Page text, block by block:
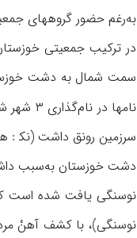
به‌رغم حضور گروههای
در ترکیب جمعیتی
نامها در نام‌گذاری ۳ شهر شوش، اهواز و هویزه انعکاس یافته است (
سرزمین رونق داشت (نک‍ :
دشت خوزستان به‌سبب
نوسنگی)، با کشف آهنْ